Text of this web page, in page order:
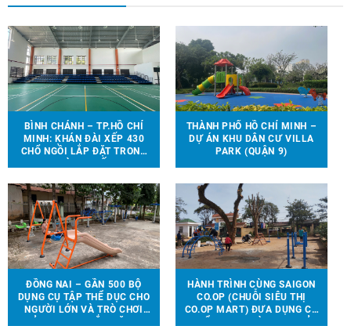
BÌNH CHÁNH – TP.HỒ CHÍ
MINH: KHÁN ĐÀI XẾP 430
CHỔ NGỒI LẮP ĐẶT TRONG
THÀNH PHỐ HỒ CHÍ MINH –
DỰ ÁN KHU DÂN CƯ VILLA
PARK (QUẬN 9)
ĐỒNG NAI – GẦN 500 BỘ
DỤNG CỤ TẬP THỂ DỤC CHO
NGƯỜI LỚN VÀ TRÒ CHƠI
HÀNH TRÌNH CÙNG SAIGON
CO.OP (CHUỖI SIÊU THỊ
CO.OP MART) ĐƯA DỤNG CỤ